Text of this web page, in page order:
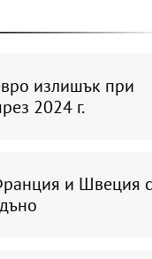
излишък при
2024 г.
и Швеция
на празника
продукти за